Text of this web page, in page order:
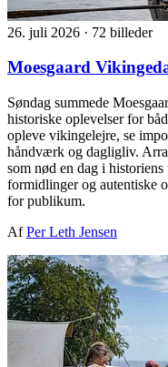
26. juli 2026 · 72 billeder
Moesgaard
Søndag summede
historiske oplevelser for
opleve vikingelejre, se
håndværk og dagligliv.
som nød en dag i
formidlinger og autentiske
for publikum.
AfPer Leth Jensen